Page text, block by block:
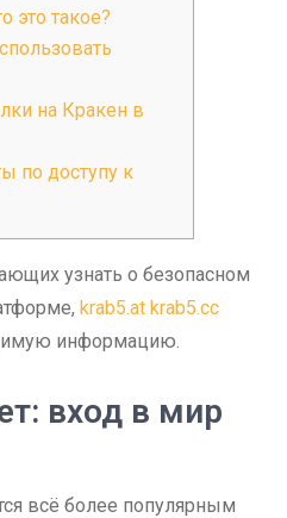
это такое?
на Кракен в
по доступу к
узнать о безопасном
krab5.at krab5.cc
информацию.
вход в мир
всё более популярным